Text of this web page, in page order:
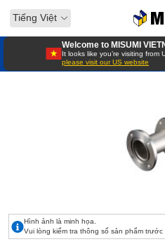
Tiếng Việt
Welcome to MISUMI
It looks like you’re visiting from
please visit our US website
Hình ảnh là minh họa.
Vui lòng kiểm tra thông số sản phẩm trước